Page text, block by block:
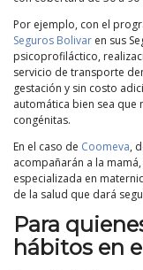
Por ejemplo, con el
Seguros Bolivar en sus
psicoprofiláctico,
servicio de transporte
gestación y sin costo
automática bien sea
congénitas.
En el caso de Coomeva,
acompañarán a la
especializada en
de la salud que dará
Para
hábitos en